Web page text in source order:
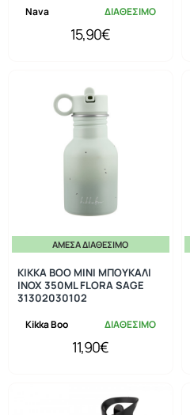
Nava ΔΙΑΘΕΣΙΜΟ
15,90€
ΆΜΕΣΑ ΔΙΑΘΈΣΙΜΟ
Kikka Boo ΔΙΑΘΕΣΙΜΟ
KIKKA BOO MINI ΜΠΟΥΚΑΛΙ
INOX 350ML FLORA SAGE
31302030102
11,90€